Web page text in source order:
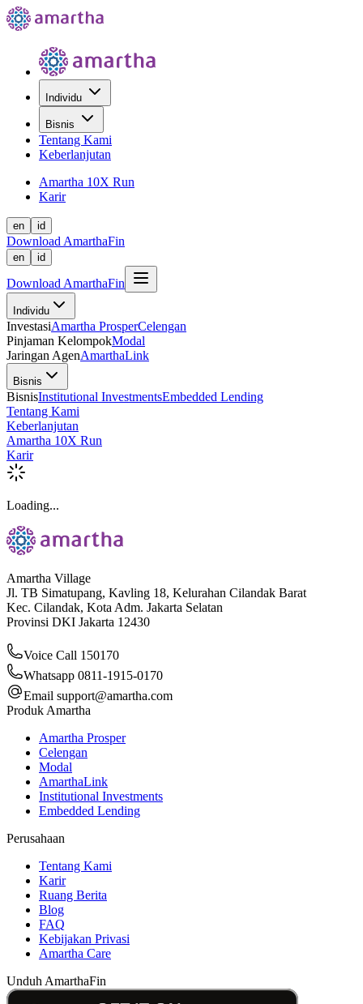
Individu
Bisnis
Tentang Kami
Keberlanjutan
Amartha 10X Run
Karir
en id
Download AmarthaFin
en id
Download AmarthaFin
Individu
InvestasiAmartha ProsperCelengan
Pinjaman KelompokModal
Jaringan AgenAmarthaLink
Bisnis
BisnisInstitutional InvestmentsEmbedded Lending
Tentang Kami
Keberlanjutan
Amartha 10X Run
Karir
Loading...
Amartha Village
Jl. TB Simatupang, Kavling 18, Kelurahan Cilandak Barat
Kec. Cilandak, Kota Adm. Jakarta Selatan
Provinsi DKI Jakarta 12430
Voice Call 150170
Whatsapp 0811-1915-0170
Email support@amartha.com
Produk Amartha
Amartha Prosper
Celengan
Modal
AmarthaLink
Institutional Investments
Embedded Lending
Perusahaan
Tentang Kami
Karir
Ruang Berita
Blog
FAQ
Kebijakan Privasi
Amartha Care
Unduh AmarthaFin